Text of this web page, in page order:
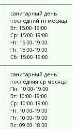
санитарный день:
последний пт месяца
Вт: 15:00-19:00
Ср: 15:00-19:00
Чт: 15:00-19:00
Пт: 15:00-19:00
Сб: 15:00-19:00
санитарный день:
последняя ср месяца
Пн: 10:00-19:00
Вт: 10:00-19:00
Ср: 10:00-19:00
Чт: 10:00-19:00
Пт: 10:00-19:00
Вс: 09:00-18:00